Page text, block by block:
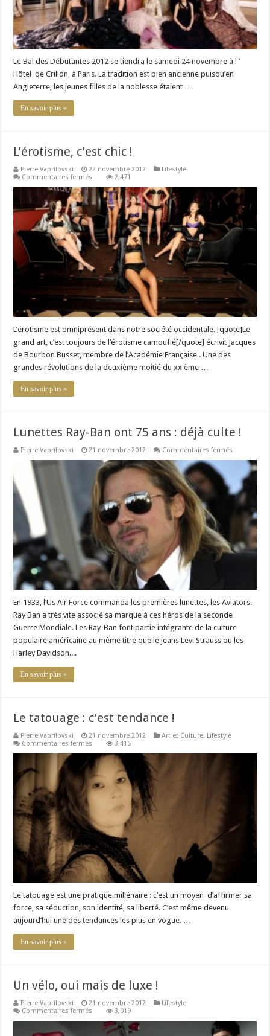
Le Bal des Débutantes 2012 se tiendra le samedi 24 novembre à l ’
Hôtel de Crillon, à Paris. La tradition est bien ancienne puisqu’en
Angleterre, les jeunes filles de la noblesse étaient …
En savoir plus »
L’érotisme, c’est chic !
Pierre Vaprilovski 22 novembre 2012
Lifestyle
Commentaires fermés
c’est
chic
2,471
L’érotisme est omniprésent dans notre société occidentale. [quote]Le
grand art, c’est toujours de l’érotisme camouflé[/quote] écrivit Jacques
de Bourbon Busset, membre de l’Académie Française . Une des
grandes révolutions de la deuxième moitié du xx ème …
En savoir plus »
Lunettes Ray-Ban ont 75 ans : déjà culte !
Pierre Vaprilovski 21 novembre 2012 Commentaires fermés
ont
75
ans
déjà
culte
En 1933, l’Us Air Force commanda les premières lunettes, les Aviators.
Ray Ban a très vite associé sa marque à ces héros de la seconde
Guerre Mondiale. Les Ray-Ban font partie intégrante de la culture
populaire américaine au même titre que le jeans Levi Strauss ou les
Harley Davidson....
En savoir plus »
Le tatouage : c’est tendance !
Pierre Vaprilovski 21 novembre 2012 Art et Culture, Lifestyle
Commentaires fermés
tatouage
:
c’est
tendance
!
3,415
Le tatouage est une pratique millénaire : c’est un moyen d’affirmer sa
force, sa séduction, son identité, sa liberté. C’est même devenu
aujourd’hui une des tendances les plus en vogue. …
En savoir plus »
Un vélo, oui mais de luxe !
Pierre Vaprilovski 21 novembre 2012
Lifestyle
Commentaires fermés
vélo,
3,019